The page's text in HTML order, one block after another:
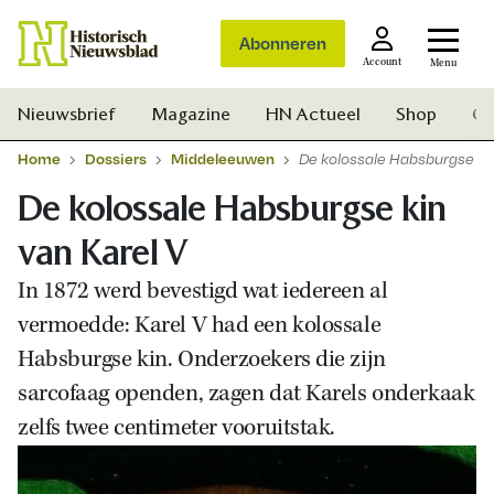
Abonneren
Account Menu
Zoek
Nieuwsbrief Magazine HN Actueel Shop
Home Dossiers Middeleeuwen De kolossale Habsburgse
De kolossale Habsburgse kin
van Karel V
In 1872 werd bevestigd wat iedereen al
vermoedde: Karel V had een kolossale
Habsburgse kin. Onderzoekers die zijn
sarcofaag openden, zagen dat Karels onderkaak
zelfs twee centimeter vooruitstak.